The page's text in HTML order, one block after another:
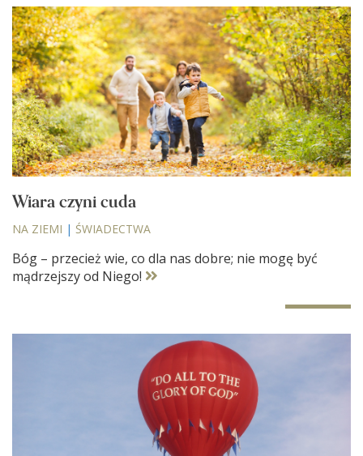
Wiara czyni cuda
NA ZIEMI | ŚWIADECTWA
Bóg – przecież wie, co dla nas dobre; nie mogę być
mądrzejszy od Niego!